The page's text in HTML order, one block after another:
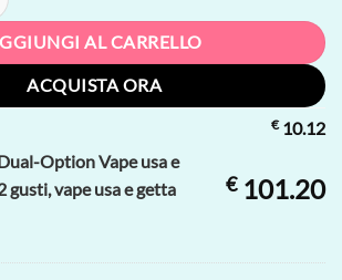
AL CARRELLO
ACQUISTA ORA
€10.12
Option Vape usa e
vape usa e getta
€101.20